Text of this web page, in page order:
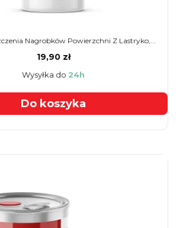
Nagrobków Powierzchni Z Lastryko,...
19,90 zł
Wysyłka do 24h
Do koszyka